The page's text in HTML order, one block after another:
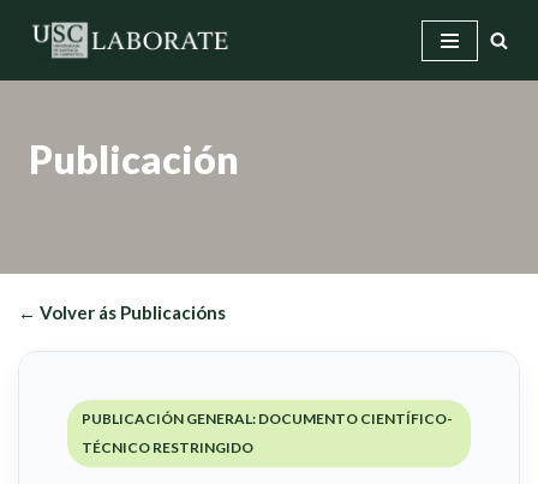
Saltar
Publicación
← Volver ás Publicacións
PUBLICACIÓN GENERAL: DOCUMENTO CIENTÍFICO-
TÉCNICO RESTRINGIDO